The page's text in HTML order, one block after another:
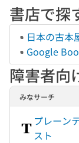
書店で探
日本の古本
Google
障害者向
みなサーチ
プレーン
スト